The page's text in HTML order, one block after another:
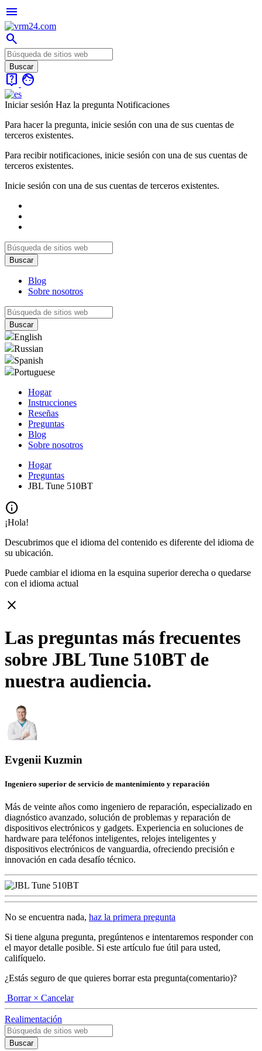
menu
search
live_help face
Iniciar sesión Haz la pregunta Notificaciones
Para hacer la pregunta, inicie sesión con una de sus cuentas de
terceros existentes.
Para recibir notificaciones, inicie sesión con una de sus cuentas de
terceros existentes.
Inicie sesión con una de sus cuentas de terceros existentes.
Blog
Sobre nosotros
English
Russian
Spanish
Portuguese
Hogar
Instrucciones
Reseñas
Preguntas
Blog
Sobre nosotros
Hogar
Preguntas
JBL Tune 510BT
info
¡Hola!
Descubrimos que el idioma del contenido es diferente del idioma de
su ubicación.
Puede cambiar el idioma en la esquina superior derecha o quedarse
con el idioma actual
close
Las preguntas más frecuentes
sobre JBL Tune 510BT de
nuestra audiencia.
Evgenii Kuzmin
Ingeniero superior de servicio de mantenimiento y reparación
Más de veinte años como ingeniero de reparación, especializado en
diagnóstico avanzado, solución de problemas y reparación de
dispositivos electrónicos y gadgets. Experiencia en soluciones de
hardware para teléfonos inteligentes, relojes inteligentes y
dispositivos electrónicos de vanguardia, ofreciendo precisión e
innovación en cada desafío técnico.
No se encuentra nada, haz la primera pregunta
Si tiene alguna pregunta, pregúntenos e intentaremos responder con
el mayor detalle posible. Si este artículo fue útil para usted,
califíquelo.
¿Estás seguro de que quieres borrar esta pregunta(comentario)?
Borrar × Cancelar
Realimentación